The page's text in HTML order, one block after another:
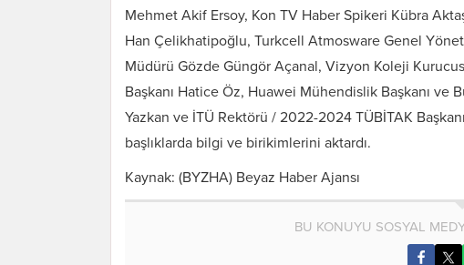
Mehmet Akif Ersoy, Kon TV Haber Spikeri Kübra
Han Çelikhatipoğlu, Turkcell Atmosware Genel
Müdürü Gözde Güngör Açanal, Vizyon Koleji
Başkanı Hatice Öz, Huawei Mühendislik Başkanı
Yazkan ve İTÜ Rektörü / 2022-2024 TÜBİTAK
başlıklarda bilgi ve birikimlerini aktardı.
Kaynak: (BYZHA) Beyaz Haber Ajansı
BU KONUYU SOSYAL